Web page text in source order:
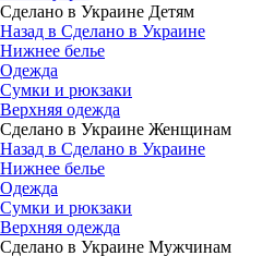
Сделано в Украине Детям
Назад в Сделано в Украине
Нижнее белье
Одежда
Сумки и рюкзаки
Верхняя одежда
Сделано в Украине Женщинам
Назад в Сделано в Украине
Нижнее белье
Одежда
Сумки и рюкзаки
Верхняя одежда
Сделано в Украине Мужчинам